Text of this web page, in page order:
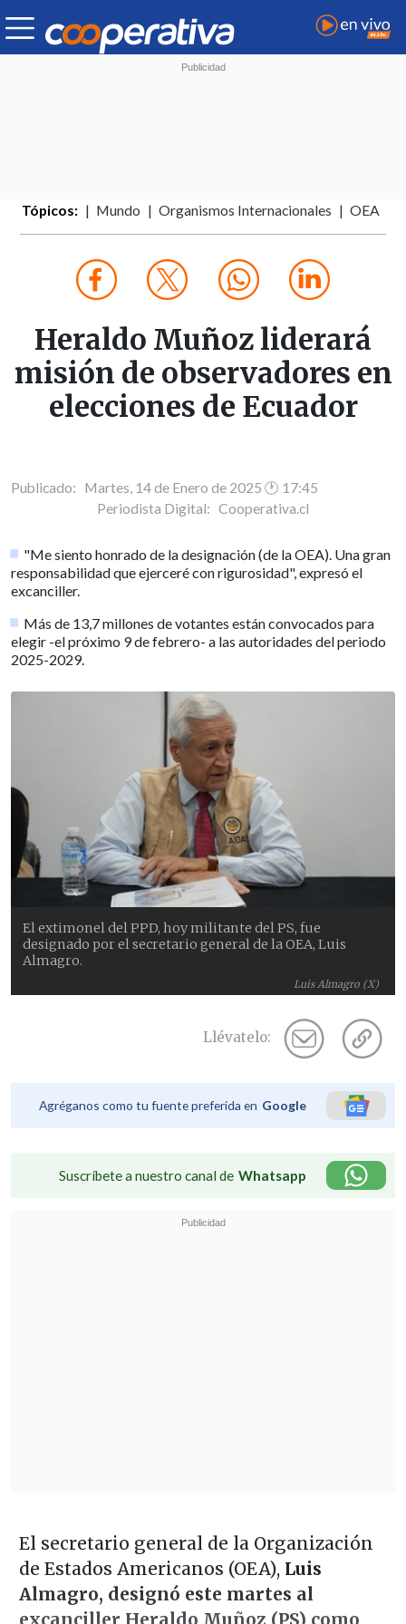
Tópicos: Mundo Organismos Internacionales OEA
Heraldo Muñoz liderará
misión de observadores en
elecciones de Ecuador
Publicado: Martes, 14 de Enero de 2025 🕐 17:45
Periodista Digital: Cooperativa.cl
"Me siento honrado de la designación (de la OEA). Una gran
responsabilidad que ejerceré con rigurosidad", expresó el
excanciller.
Más de 13,7 millones de votantes están convocados para
elegir -el próximo 9 de febrero- a las autoridades del periodo
2025-2029.
Luis Almagro (X)
El extimonel del PPD, hoy militante del PS, fue
designado por el secretario general de la OEA, Luis
Almagro.
Llévatelo:
Agréganos como tu fuente preferida en Google
Suscríbete a nuestro canal de Whatsapp
El secretario general de la Organización
de Estados Americanos (OEA),Luis
Almagro, designó este martes al
excanciller Heraldo Muñoz (PS) como